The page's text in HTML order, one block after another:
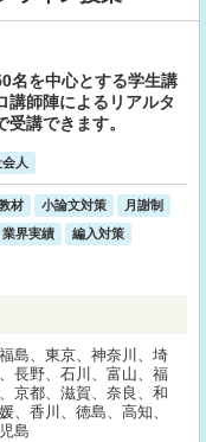
名を中心とする学生講
講師陣によるリアルタ
講できます。
人
材 小論文対策
月謝制
業界実績
編入対策
島、東京、神奈川、埼
長野、石川、富山、福
京都、滋賀、奈良、和
、香川、徳島、高知、
島